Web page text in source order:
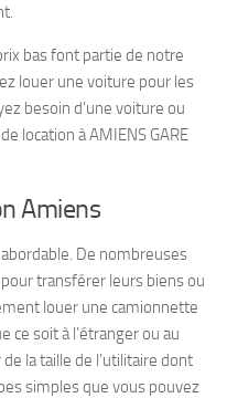
bas font partie de notre
louer une voiture pour les
besoin d’une voiture ou
location à AMIENS GARE
Amiens
De nombreuses
transférer leurs biens ou
louer une camionnette
ce soit à l’étranger ou au
la taille de l’utilitaire dont
simples que vous pouvez